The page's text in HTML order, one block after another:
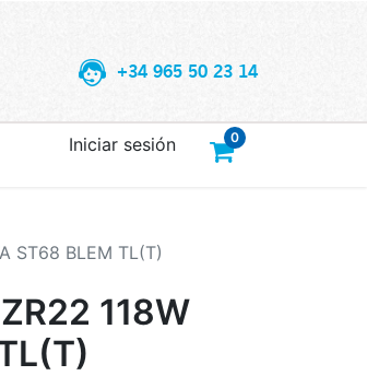
+34 965 50 23 14
0
Iniciar sesión
ST68 BLEM TL(T)
118W